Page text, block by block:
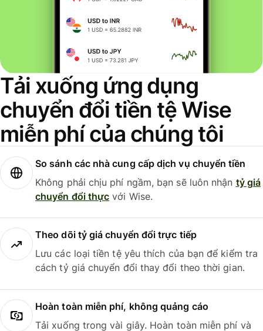
Tải xuống ứng dụng
chuyển đổi tiền tệ Wise
miễn phí của chúng tôi
So sánh các nhà cung cấp dịch vụ chuyển tiền
Không phải chịu phí ngầm, bạn sẽ luôn nhận tỷ giá
chuyển đổi thực với Wise.
Theo dõi tỷ giá chuyển đổi trực tiếp
Lưu các loại tiền tệ yêu thích của bạn để kiểm tra
cách tỷ giá chuyển đổi thay đổi theo thời gian.
Hoàn toàn miễn phí, không quảng cáo
Tải xuống trong vài giây. Hoàn toàn miễn phí và